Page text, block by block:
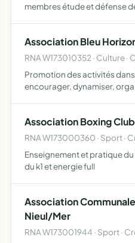
membres étude et défense
avec…
Association Bleu
RNA W173010352 · Culture ·
Promotion des activités
encourager, dynamiser,
Association Boxing
RNA W173000360 · Sport ·
Enseignement et pratique
du k1 et energie full
Association
Nieul/Mer
RNA W173001944 · Sport ·